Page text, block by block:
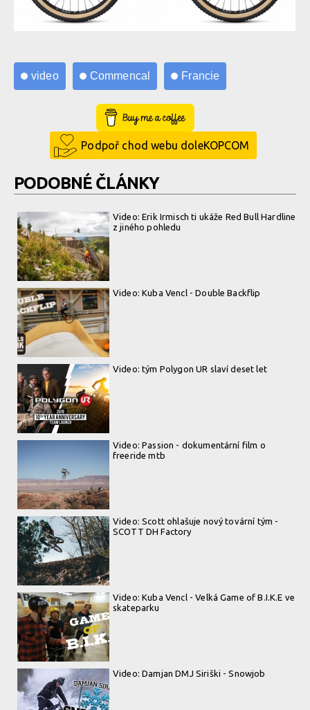
video Commencal Francie
Buy Me a Coffee
Podpoř chod webu doleKOPCOM
PODOBNÉ ČLÁNKY
Video: Erik Irmisch ti ukáže Red Bull Hardline
z jiného pohledu
Video: Kuba Vencl - Double Backflip
Video: tým Polygon UR slaví deset let
Video: Passion - dokumentární film o
freeride mtb
Video: Scott ohlašuje nový tovární tým -
SCOTT DH Factory
Video: Kuba Vencl - Velká Game of B.I.K.E ve
skateparku
Video: Damjan DMJ Siriški - Snowjob